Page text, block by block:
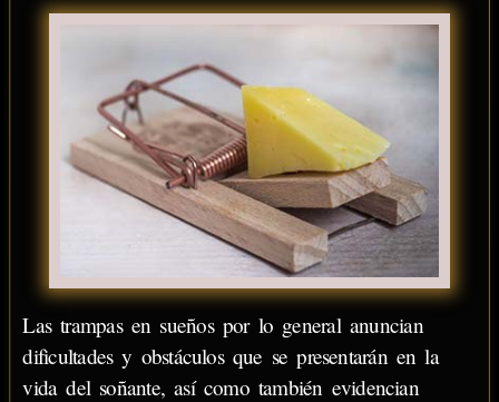
Las trampas en sueños por lo general anuncian
dificultades y obstáculos que se presentarán en la
vida del soñante, así como también evidencian